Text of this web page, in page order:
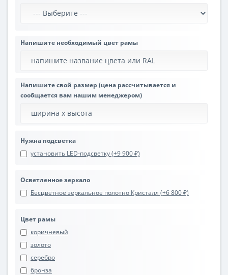
Напишите необходимый цвет рамы
Напишите свой размер (цена рассчитывается и
сообщается вам нашим менеджером)
Нужна подсветка
установить LED-подсветку (+9 900 ₽)
Осветленное зеркало
Бесцветное зеркальное полотно Кристалл (+6 800 ₽)
Цвет рамы
коричневый
золото
серебро
бронза